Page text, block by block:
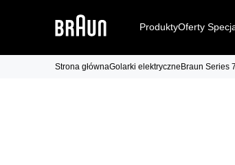
ProduktyOferty
Strona głównaGolarki elektryczne Braun Series 7